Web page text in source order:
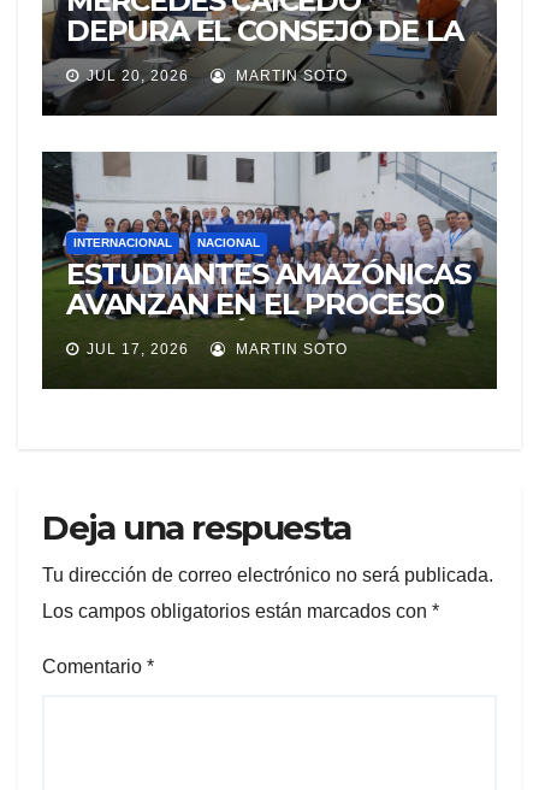
DEPURA EL CONSEJO DE LA
JUDICATURA
JUL 20, 2026 MARTIN SOTO
INTERNACIONAL NACIONAL
ESTUDIANTES AMAZÓNICAS
AVANZAN EN EL PROCESO
DE SELECCIÓN PARA
REPRESENTAR A ECUADOR
EN EXPERIENCIA
JUL 17, 2026 MARTIN SOTO
Deja una respuesta
Tu dirección de correo electrónico no será publicada.
Los campos obligatorios están marcados con *
Comentario *